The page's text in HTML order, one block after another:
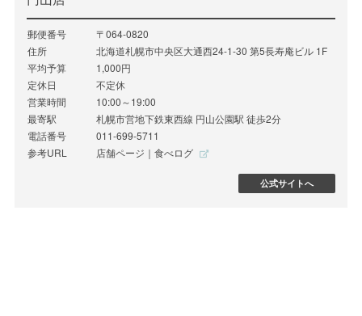
郵便番号
〒064-0820
住所
北海道札幌市中央区大通西24-1-30 第5長寿庵ビル 1F
平均予算
1,000円
定休日
不定休
営業時間
10:00～19:00
最寄駅
札幌市営地下鉄東西線 円山公園駅 徒歩2分
電話番号
011-699-5711
参考URL
店舗ページ｜食べログ
公式サイトへ